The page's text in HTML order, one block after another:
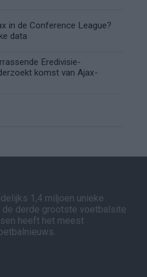
in de Conference League?
data
Eredivisie-
komst van Ajax-
1,4 miljoen unieke
derde grootste voetbalsite
heeft het meest